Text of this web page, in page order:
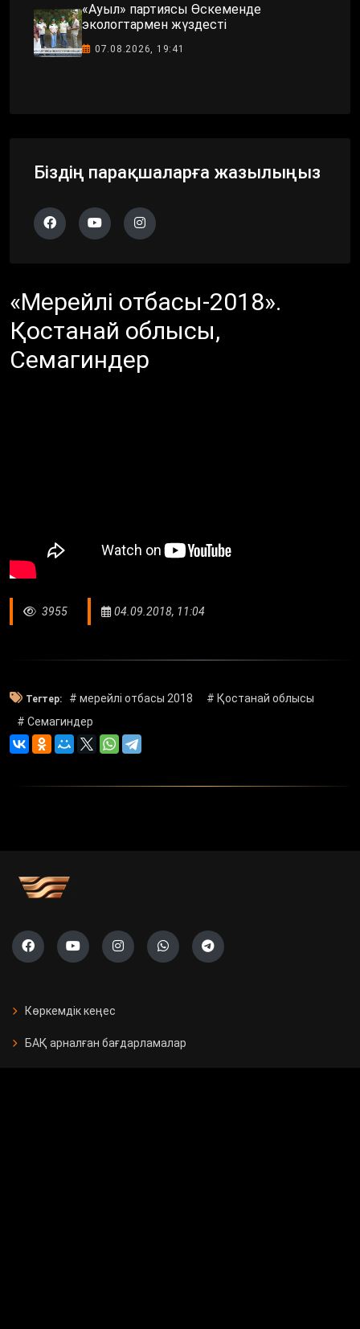
«Ауыл» партиясы Өскеменде
экологтармен жүздесті
07.08.2026, 19:41
Біздің парақшаларға жазылыңыз
«Мерейлі отбасы-2018».
Қостанай облысы,
Семагиндер
3955 04.09.2018, 11:04
Тегтер: # мерейлі отбасы 2018
# Қостанай облысы
# Семагиндер
Көркемдік кеңес
БАҚ арналған бағдарламалар